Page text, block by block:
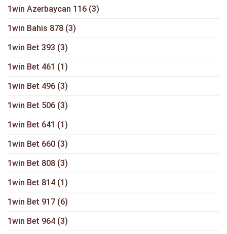
1win Azerbaycan 116 (3)
1win Bahis 878 (3)
1win Bet 393 (3)
1win Bet 461 (1)
1win Bet 496 (3)
1win Bet 506 (3)
1win Bet 641 (1)
1win Bet 660 (3)
1win Bet 808 (3)
1win Bet 814 (1)
1win Bet 917 (6)
1win Bet 964 (3)